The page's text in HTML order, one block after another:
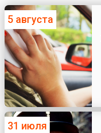
5 августа
31 июля